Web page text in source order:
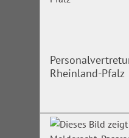
Rheinland-Pfalz